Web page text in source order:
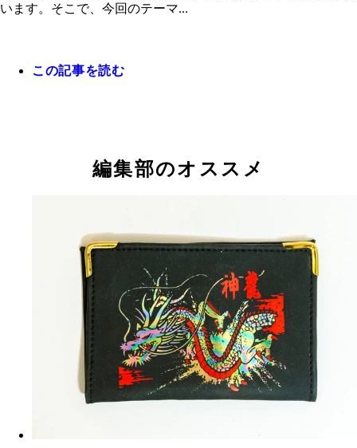
ール』の影響を感じさせるロゴです
います。そこで、今回のテーマ...
この記事を読む
編集部のオススメ